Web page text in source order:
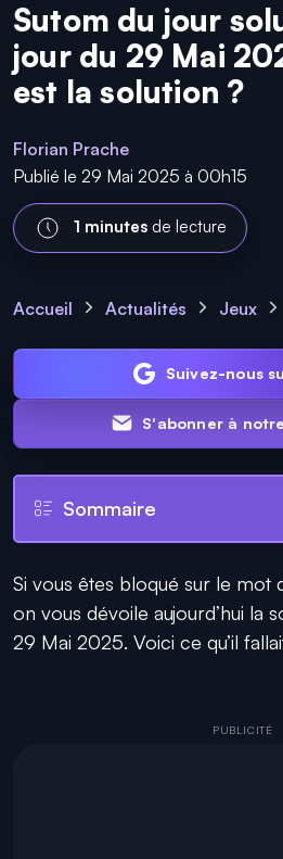
Sutom du jour
jour du 29 Mai
est la solution ?
Florian Prache
Publié le 29 Mai 2025 à 00h15
1 minutesde lecture
Accueil Actualités Jeux
Suivez-nous
S'abonner à
Sommaire
Si vous êtes bloqué sur le mot
on vous dévoile aujourd’hui la
29 Mai 2025. Voici ce qu’il